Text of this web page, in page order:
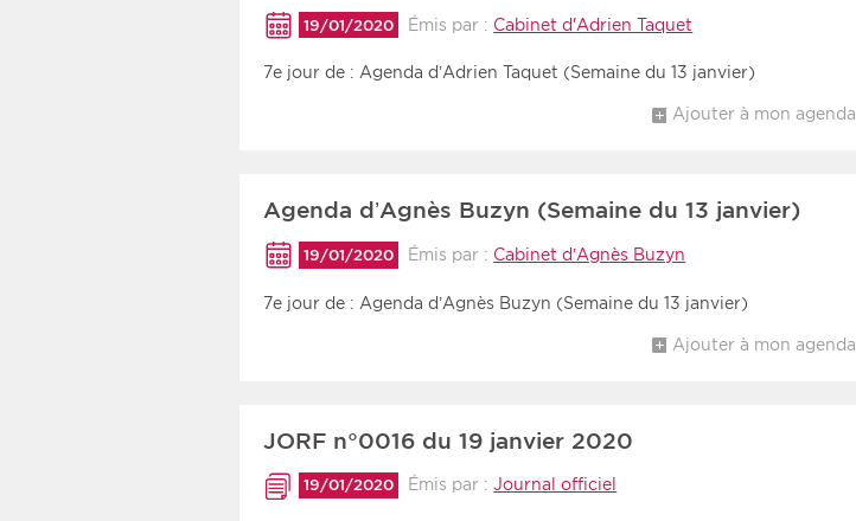
19/01/2020 Émis par : Cabinet d'Adrien Taquet
7e jour de : Agenda d’Adrien Taquet (Semaine du 13 janvier)
Ajouter à mon agenda
Agenda d’Agnès Buzyn (Semaine du 13 janvier)
19/01/2020 Émis par : Cabinet d’Agnès Buzyn
7e jour de : Agenda d’Agnès Buzyn (Semaine du 13 janvier)
Ajouter à mon agenda
JORF n°0016 du 19 janvier 2020
19/01/2020 Émis par :Journal officiel